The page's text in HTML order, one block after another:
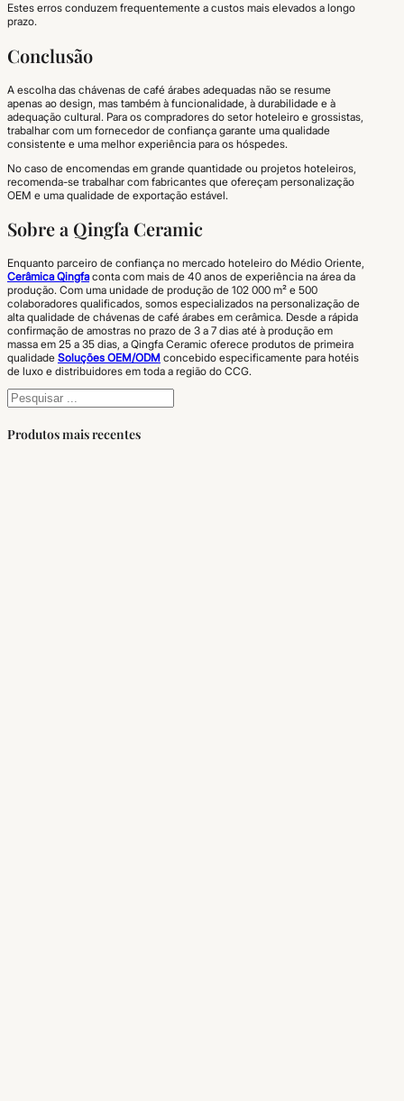
Estes erros conduzem frequentemente a custos mais elevados a longo
prazo.
Conclusão
A escolha das chávenas de café árabes adequadas não se resume
apenas ao design, mas também à funcionalidade, à durabilidade e à
adequação cultural. Para os compradores do setor hoteleiro e grossistas,
trabalhar com um fornecedor de confiança garante uma qualidade
consistente e uma melhor experiência para os hóspedes.
No caso de encomendas em grande quantidade ou projetos hoteleiros,
recomenda-se trabalhar com fabricantes que ofereçam personalização
OEM e uma qualidade de exportação estável.
Sobre a Qingfa Ceramic
Enquanto parceiro de confiança no mercado hoteleiro do Médio Oriente,
Cerâmica Qingfaconta com mais de 40 anos de experiência na área da
produção. Com uma unidade de produção de 102 000 m² e 500
colaboradores qualificados, somos especializados na personalização de
alta qualidade de chávenas de café árabes em cerâmica. Desde a rápida
confirmação de amostras no prazo de 3 a 7 dias até à produção em
massa em 25 a 35 dias, a Qingfa Ceramic oferece produtos de primeira
qualidade Soluções OEM/ODM concebido especificamente para hotéis
de luxo e distribuidores em toda a região do CCG.
Pesquisar
Produtos mais recentes